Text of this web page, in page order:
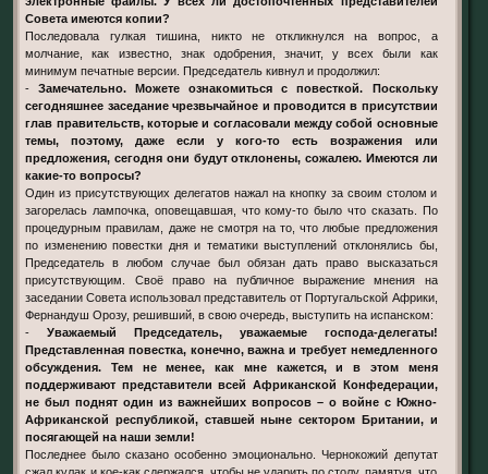
Совета имеются копии?
Последовала гулкая тишина, никто не откликнулся на вопрос, а
молчание, как известно, знак одобрения, значит, у всех были как
минимум печатные версии. Председатель кивнул и продолжил:
-Замечательно. Можете ознакомиться с повесткой. Поскольку
сегодняшнее заседание чрезвычайное и проводится в присутствии
глав правительств, которые и согласовали между собой основные
темы, поэтому, даже если у кого-то есть возражения или
предложения, сегодня они будут отклонены, сожалею. Имеются ли
какие-то вопросы?
Один из присутствующих делегатов нажал на кнопку за своим столом и
загорелась лампочка, оповещавшая, что кому-то было что сказать. По
процедурным правилам, даже не смотря на то, что любые предложения
по изменению повестки дня и тематики выступлений отклонялись бы,
Председатель в любом случае был обязан дать право высказаться
присутствующим. Своё право на публичное выражение мнения на
заседании Совета использовал представитель от Португальской Африки,
Фернандуш Орозу, решивший, в свою очередь, выступить на испанском:
-Уважаемый Председатель, уважаемые господа-делегаты!
Представленная повестка, конечно, важна и требует немедленного
обсуждения. Тем не менее, как мне кажется, и в этом меня
поддерживают представители всей Африканской Конфедерации,
не был поднят один из важнейших вопросов – о войне с Южно-
Африканской республикой, ставшей ныне сектором Британии, и
посягающей на наши земли!
Последнее было сказано особенно эмоционально. Чернокожий депутат
сжал кулак и кое-как сдержался, чтобы не ударить по столу, памятуя, что